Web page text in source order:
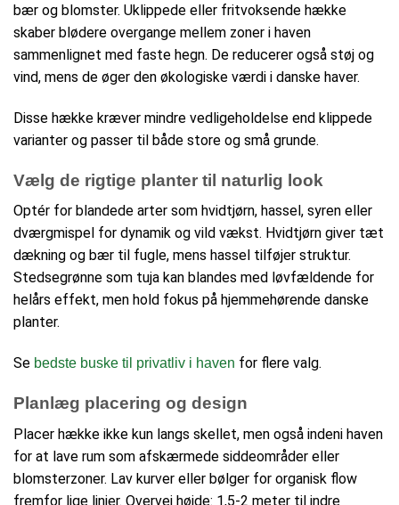
bær og blomster. Uklippede eller fritvoksende hække
skaber blødere overgange mellem zoner i haven
sammenlignet med faste hegn. De reducerer også støj og
vind, mens de øger den økologiske værdi i danske haver.
Disse hække kræver mindre vedligeholdelse end klippede
varianter og passer til både store og små grunde.
Vælg de rigtige planter til naturlig look
Optér for blandede arter som hvidtjørn, hassel, syren eller
dværgmispel for dynamik og vild vækst. Hvidtjørn giver tæt
dækning og bær til fugle, mens hassel tilføjer struktur.
Stedsegrønne som tuja kan blandes med løvfældende for
helårs effekt, men hold fokus på hjemmehørende danske
planter.
Se bedste buske til privatliv i haven for flere valg.
Planlæg placering og design
Placer hække ikke kun langs skellet, men også indeni haven
for at lave rum som afskærmede siddeområder eller
blomsterzoner. Lav kurver eller bølger for organisk flow
fremfor lige linjer. Overvej højde: 1,5-2 meter til indre